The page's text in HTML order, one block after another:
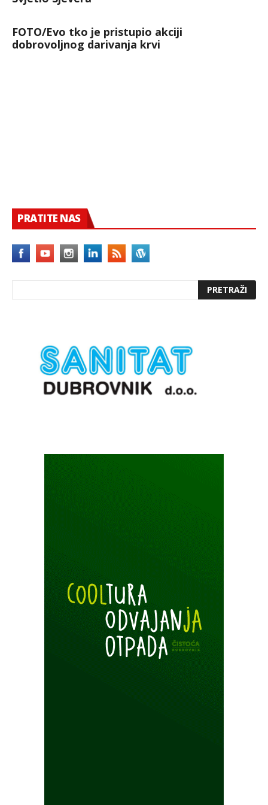
FOTO/Evo tko je pristupio akciji
dobrovoljnog darivanja krvi
PRATITE NAS